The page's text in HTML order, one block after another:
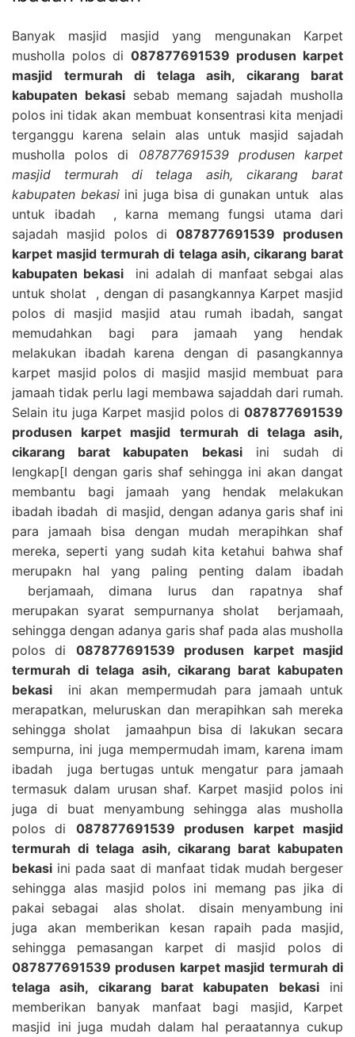
Banyak masjid masjid yang mengunakan Karpet
musholla polos di 087877691539 produsen karpet
masjid termurah di telaga asih, cikarang barat
kabupaten bekasisebab memang sajadah musholla
polos ini tidak akan membuat konsentrasi kita menjadi
terganggu karena selain alas untuk masjid sajadah
musholla polos di 087877691539 produsen karpet
masjid termurah di telaga asih, cikarang barat
kabupaten bekasiini juga bisa di gunakan untuk alas
untuk ibadah , karna memang fungsi utama dari
sajadah masjid polos di 087877691539 produsen
karpet masjid termurah di telaga asih, cikarang barat
kabupaten bekasiini adalah di manfaat sebgai alas
untuk sholat , dengan di pasangkannya Karpet masjid
polos di masjid masjid atau rumah ibadah, sangat
memudahkan bagi para jamaah yang hendak
melakukan ibadah karena dengan di pasangkannya
karpet masjid polos di masjid masjid membuat para
jamaah tidak perlu lagi membawa sajaddah dari rumah.
Selain itu juga Karpet masjid polos di 087877691539
produsen karpet masjid termurah di telaga asih,
cikarang barat kabupaten bekasiini sudah di
lengkap[I dengan garis shaf sehingga ini akan dangat
membantu bagi jamaah yang hendak melakukan
ibadah ibadah di masjid, dengan adanya garis shaf ini
para jamaah bisa dengan mudah merapihkan shaf
mereka, seperti yang sudah kita ketahui bahwa shaf
merupakn hal yang paling penting dalam ibadah
berjamaah, dimana lurus dan rapatnya shaf
merupakan syarat sempurnanya sholat berjamaah,
sehingga dengan adanya garis shaf pada alas musholla
polos di 087877691539 produsen karpet masjid
termurah di telaga asih, cikarang barat kabupaten
bekasi ini akan mempermudah para jamaah untuk
merapatkan, meluruskan dan merapihkan sah mereka
sehingga sholat jamaahpun bisa di lakukan secara
sempurna, ini juga mempermudah imam, karena imam
ibadah juga bertugas untuk mengatur para jamaah
termasuk dalam urusan shaf. Karpet masjid polos ini
juga di buat menyambung sehingga alas musholla
polos di 087877691539 produsen karpet masjid
termurah di telaga asih, cikarang barat kabupaten
bekasi ini pada saat di manfaat tidak mudah bergeser
sehingga alas masjid polos ini memang pas jika di
pakai sebagai alas sholat. disain menyambung ini
juga akan memberikan kesan rapaih pada masjid,
sehingga pemasangan karpet di masjid polos di
087877691539 produsen karpet masjid termurah di
telaga asih, cikarang barat kabupaten bekasiini
memberikan banyak manfaat bagi masjid, Karpet
masjid ini juga mudah dalam hal peraatannya cukup